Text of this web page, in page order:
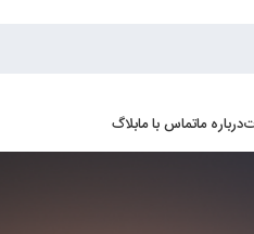
درباره ماتماس با مابلاگ